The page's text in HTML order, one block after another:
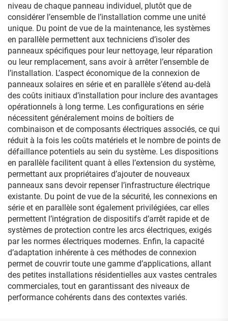
niveau de chaque panneau individuel, plutôt que de
considérer l’ensemble de l’installation comme une unité
unique. Du point de vue de la maintenance, les systèmes
en parallèle permettent aux techniciens d’isoler des
panneaux spécifiques pour leur nettoyage, leur réparation
ou leur remplacement, sans avoir à arrêter l’ensemble de
l’installation. L’aspect économique de la connexion de
panneaux solaires en série et en parallèle s’étend au-delà
des coûts initiaux d’installation pour inclure des avantages
opérationnels à long terme. Les configurations en série
nécessitent généralement moins de boîtiers de
combinaison et de composants électriques associés, ce qui
réduit à la fois les coûts matériels et le nombre de points de
défaillance potentiels au sein du système. Les dispositions
en parallèle facilitent quant à elles l’extension du système,
permettant aux propriétaires d’ajouter de nouveaux
panneaux sans devoir repenser l’infrastructure électrique
existante. Du point de vue de la sécurité, les connexions en
série et en parallèle sont également privilégiées, car elles
permettent l’intégration de dispositifs d’arrêt rapide et de
systèmes de protection contre les arcs électriques, exigés
par les normes électriques modernes. Enfin, la capacité
d’adaptation inhérente à ces méthodes de connexion
permet de couvrir toute une gamme d’applications, allant
des petites installations résidentielles aux vastes centrales
commerciales, tout en garantissant des niveaux de
performance cohérents dans des contextes variés.